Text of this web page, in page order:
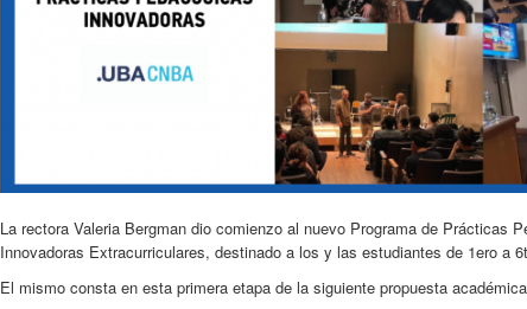
La rectora Valeria Bergman dio comienzo al nuevo Programa de Prácticas
Innovadoras Extracurriculares, destinado a los y las estudiantes de 1ero a
El mismo consta en esta primera etapa de la siguiente propuesta